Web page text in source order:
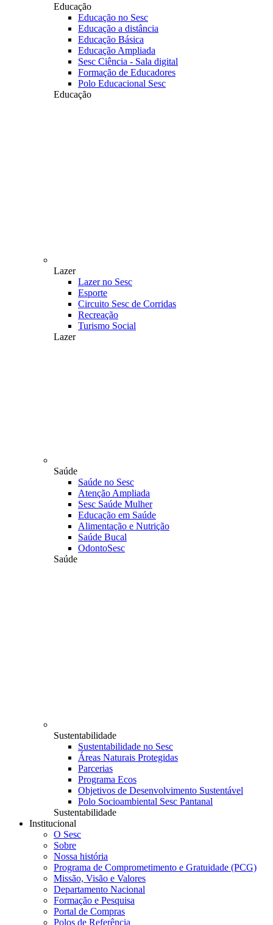
Educação
Educação no Sesc
Educação a distância
Educação Básica
Educação Ampliada
Sesc Ciência - Sala digital
Formação de Educadores
Polo Educacional Sesc
Educação
Lazer
Lazer no Sesc
Esporte
Circuito Sesc de Corridas
Recreação
Turismo Social
Lazer
Saúde
Saúde no Sesc
Atenção Ampliada
Sesc Saúde Mulher
Educação em Saúde
Alimentação e Nutrição
Saúde Bucal
OdontoSesc
Saúde
Sustentabilidade
Sustentabilidade no Sesc
Áreas Naturais Protegidas
Parcerias
Programa Ecos
Objetivos de Desenvolvimento Sustentável
Polo Socioambiental Sesc Pantanal
Sustentabilidade
Institucional
O Sesc
Sobre
Nossa história
Programa de Comprometimento e Gratuidade (PCG)
Missão, Visão e Valores
Departamento Nacional
Formação e Pesquisa
Portal de Compras
Polos de Referência